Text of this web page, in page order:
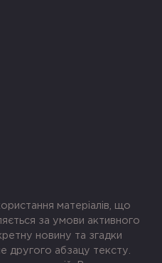
матеріалів, що
за умови активного
новину та згадки
абзацу тексту.